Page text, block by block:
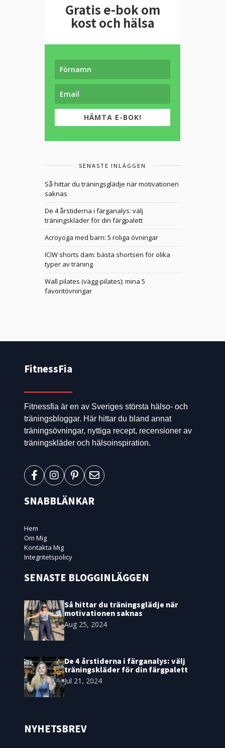
Gratis e-bok om
kost och hälsa
HÄMTA E-BOK!
SENASTE INLÄGGEN
Så hittar du träningsglädje när motivationen
saknas
De 4 årstiderna i färganalys: välj
träningskläder för din färgpalett
Acroyoga med barn: 5 roliga övningar
ICIW shorts dam: bästa shortsen för olika
typer av träning
Wall pilates (vägg-pilates): mina 5
favoritövningar
FitnessFia
Fitnessfia är en av Sveriges största hälso- och
träningsbloggar. Här hittar du bland annat
träningsövningar, nyttiga recept, recensioner av
träningskläder och hälsoinspiration.
SNABBLÄNKAR
Hem
Om Mig
Kontakta Mig
Integritetspolicy
SENASTE BLOGGINLÄGGEN
Så hittar du träningsglädje när
motivationen saknas
Aug 25, 2024
De 4 årstiderna i färganalys: välj
träningskläder för din färgpalett
Jul 21, 2024
NYHETSBREV